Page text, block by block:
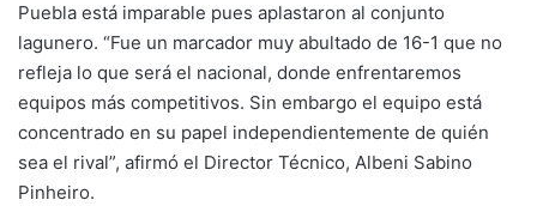
Puebla está imparable pues aplastaron al conjunto
lagunero. “Fue un marcador muy abultado de 16-1 que no
refleja lo que será el nacional, donde enfrentaremos
equipos más competitivos. Sin embargo el equipo está
concentrado en su papel independientemente de quién
sea el rival”, afirmó el Director Técnico, Albeni Sabino
Pinheiro.